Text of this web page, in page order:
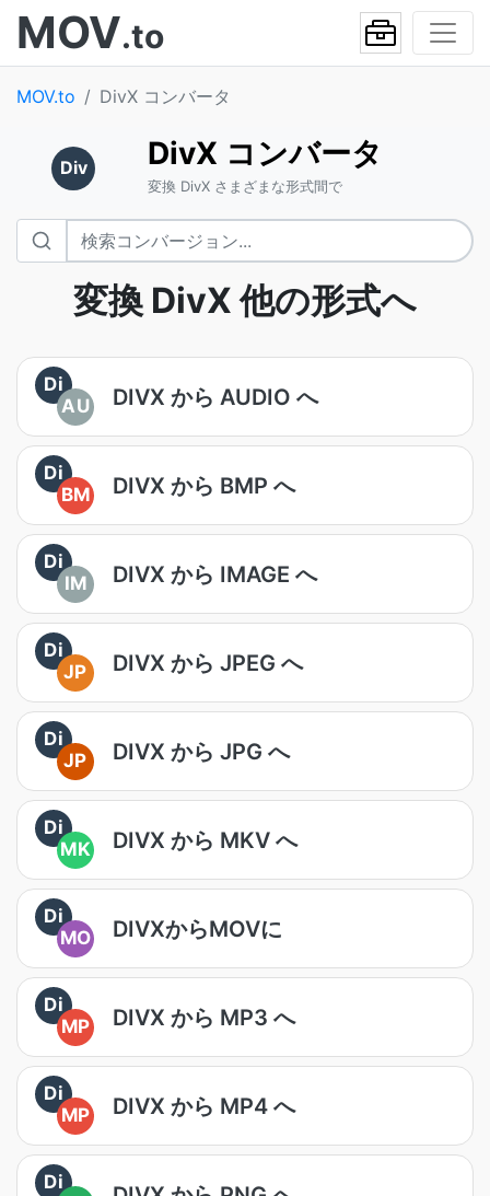
MOV.to
MOV.to DivX コンバータ
Div DivX コンバータ
変換 DivX さまざまな形式間で
変換 DivX 他の形式へ
Di
AU
DIVX から AUDIO へ
Di
BM
DIVX から BMP へ
Di
IM
DIVX から IMAGE へ
Di
JP
DIVX から JPEG へ
Di
JP
DIVX から JPG へ
Di
MK
DIVX から MKV へ
Di
MO
DIVXからMOVに
Di
MP
DIVX から MP3 へ
Di
MP
DIVX から MP4 へ
Di